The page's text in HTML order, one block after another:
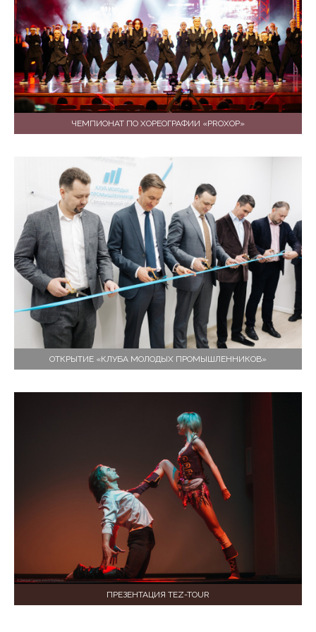
ЧЕМПИОНАТ ПО ХОРЕОГРАФИИ «PROXOP»
ОТКРЫТИЕ «КЛУБА МОЛОДЫХ ПРОМЫШЛЕННИКОВ»
ПРЕЗЕНТАЦИЯ TEZ-TOUR